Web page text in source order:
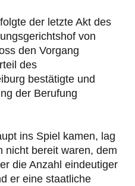
der letzte Akt des
von
den Vorgang
des
bestätigte und
der Berufung
ins Spiel kamen, lag
nicht bereit waren, dem
die Anzahl eindeutiger
er eine staatliche